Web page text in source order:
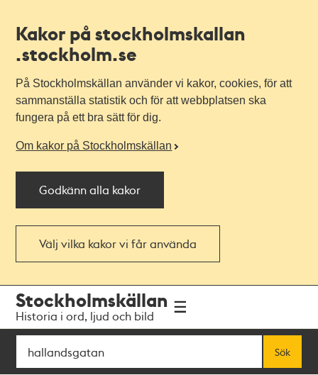
Kakor på stockholmskallan
.stockholm.se
På Stockholmskällan använder vi kakor, cookies, för att
sammanställa statistik och för att webbplatsen ska
fungera på ett bra sätt för dig.
Om kakor på Stockholmskällan
Godkänn alla kakor
Välj vilka kakor vi får använda
navigationen
huvudinnehållet
Stockholmskällan
Historia i ord, ljud och bild
Sök
Sök